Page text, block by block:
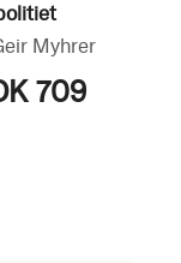
Myhrer
709